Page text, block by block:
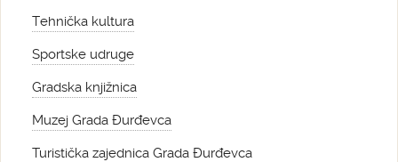
Tehnička kultura
Sportske udruge
Gradska knjižnica
Muzej Grada Đurđevca
Turistička zajednica Grada Đurđevca